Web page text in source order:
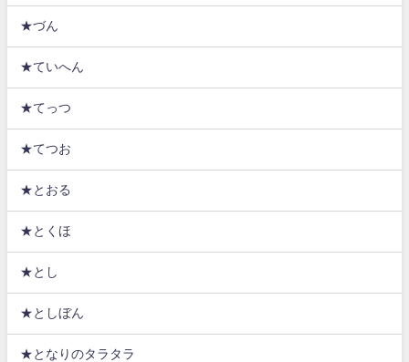
★づん
★ていへん
★てっつ
★てつお
★とおる
★とくほ
★とし
★としぼん
★となりのタラタラ